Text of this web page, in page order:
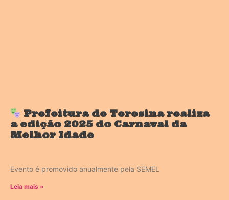
Prefeitura de Teresina realiza
a edição 2025 do Carnaval da
Melhor Idade
Evento é promovido anualmente pela SEMEL
Leia mais »